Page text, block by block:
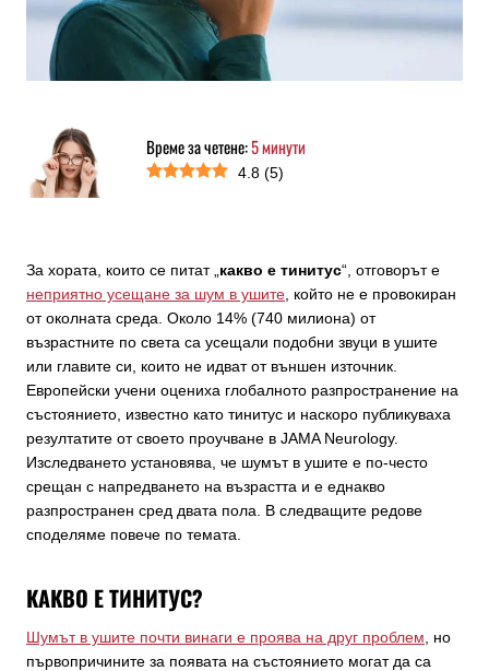
Време за четене:5минути
4.8 (5)
За хората, които се питат „ какво е тинитус“, отговорът е
неприятно усещане за шум в ушите , който не е провокиран
от околната среда. Около 14% (740 милиона) от
възрастните по света са усещали подобни звуци в ушите
или главите си, които не идват от външен източник.
Европейски учени оцениха глобалното разпространение на
състоянието, известно като тинитус и наскоро публикуваха
резултатите от своето проучване в JAMA Neurology.
Изследването установява, че шумът в ушите е по-често
срещан с напредването на възрастта и е еднакво
разпространен сред двата пола. В следващите редове
споделяме повече по темата.
КАКВО Е ТИНИТУС?
Шумът в ушите почти винаги е проява на друг проблем , но
първопричините за появата на състоянието могат да са